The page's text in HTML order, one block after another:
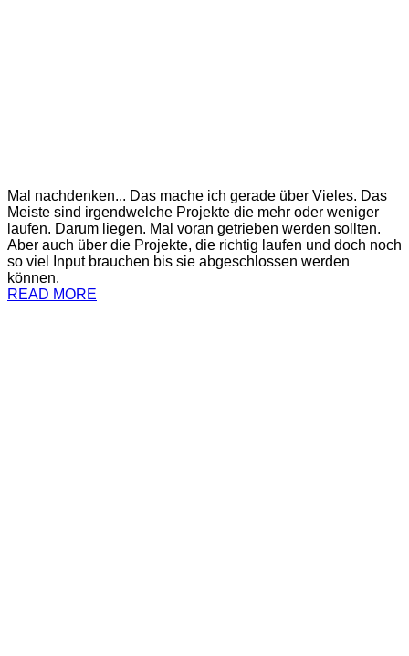
Mal nachdenken... Das mache ich gerade über Vieles. Das
Meiste sind irgendwelche Projekte die mehr oder weniger
laufen. Darum liegen. Mal voran getrieben werden sollten.
Aber auch über die Projekte, die richtig laufen und doch noch
so viel Input brauchen bis sie abgeschlossen werden
können.
READ MORE